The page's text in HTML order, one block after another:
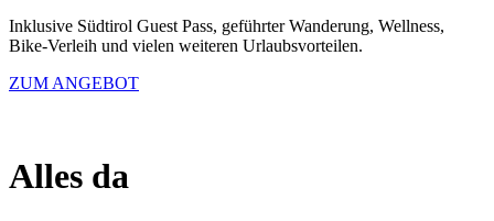
Inklusive Südtirol Guest Pass, geführter Wanderung, Wellness,
Bike-Verleih und vielen weiteren Urlaubsvorteilen.
ZUM ANGEBOT
Alles da